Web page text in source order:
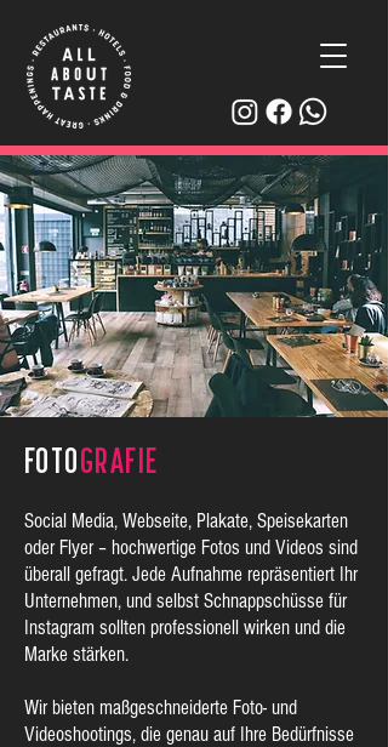
FOTOGRAFIE
Social Media, Webseite, Plakate, Speisekarten
oder Flyer – hochwertige Fotos und Videos sind
überall gefragt. Jede Aufnahme repräsentiert Ihr
Unternehmen, und selbst Schnappschüsse für
Instagram sollten professionell wirken und die
Marke stärken.
Wir bieten maßgeschneiderte Foto- und
Videoshootings, die genau auf Ihre Bedürfnisse